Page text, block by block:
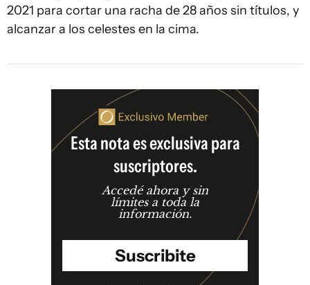
2021 para cortar una racha de 28 años sin títulos, y
alcanzar a los celestes en la cima.
Esta nota es exclusiva para
suscriptores.
Accedé ahora y sin
límites a toda la
información.
Suscribite